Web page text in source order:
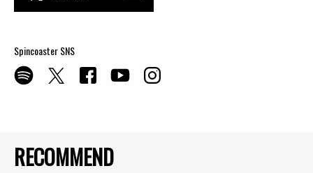
RECOMMEND
Spincoaster SNS